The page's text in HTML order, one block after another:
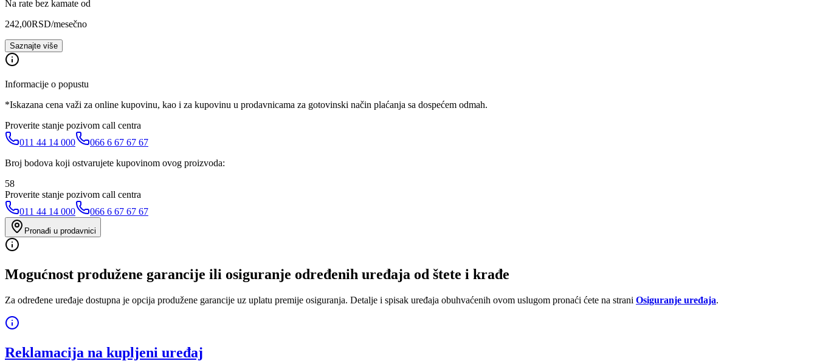
Na rate bez kamate od
242,00RSD/mesečno
Saznajte više
Informacije o popustu
*Iskazana cena važi za online kupovinu, kao i za kupovinu u prodavnicama za gotovinski način plaćanja sa dospećem odmah.
Proverite stanje pozivom call centra
011 44 14 000
066 6 67 67 67
Broj bodova koji ostvarujete kupovinom ovog proizvoda:
58
Proverite stanje pozivom call centra
011 44 14 000
066 6 67 67 67
Pronađi u prodavnici
Mogućnost produžene garancije ili osiguranje određenih uređaja od štete i krađe
Za određene uređaje dostupna je opcija produžene garancije uz uplatu premije osiguranja. Detalje i spisak uređaja obuhvaćenih ovom uslugom pronaći ćete na strani Osiguranje uređaja.
Reklamacija na kupljeni uređaj